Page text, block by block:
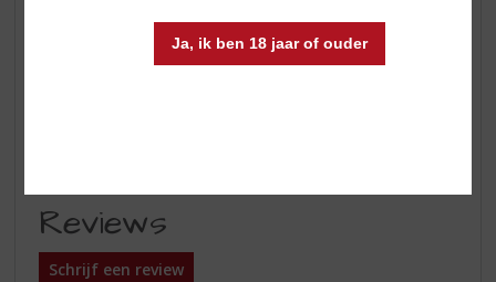
Ja, ik ben 18 jaar of ouder
lichte kruidigheid
lang en subtiel met fraai
Reviews
Schrijf een review